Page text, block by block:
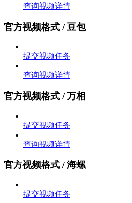
查询视频详情
官方视频格式 / 豆包
提交视频任务
查询视频详情
官方视频格式 / 万相
提交视频任务
查询视频详情
官方视频格式 / 海螺
提交视频任务